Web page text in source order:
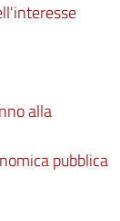
alla
pubblica